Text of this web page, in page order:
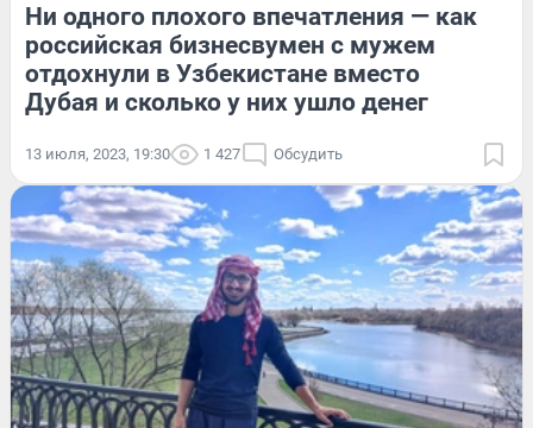
Ни одного плохого впечатления — как
российская бизнесвумен с мужем
отдохнули в Узбекистане вместо
Дубая и сколько у них ушло денег
13 июля, 2023, 19:30 1 427 Обсудить